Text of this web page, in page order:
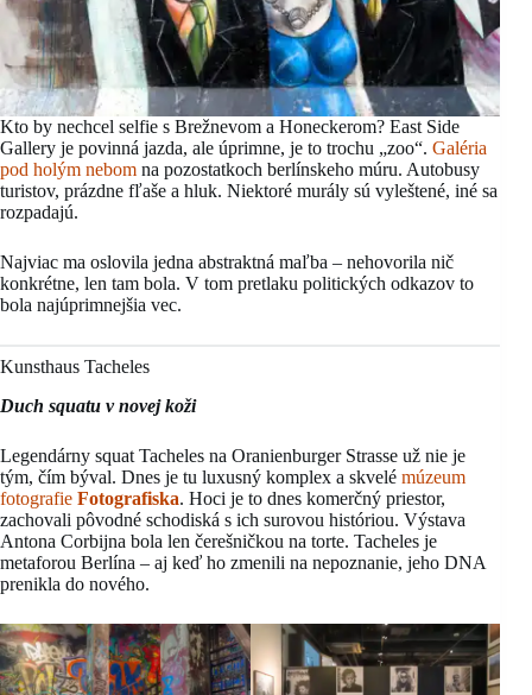
Kto by nechcel selfie s Brežnevom a Honeckerom? East Side
Gallery je povinná jazda, ale úprimne, je to trochu „zoo“. Galéria
pod holým nebom na pozostatkoch berlínskeho múru. Autobusy
turistov, prázdne fľaše a hluk. Niektoré murály sú vyleštené, iné sa
rozpadajú.
Najviac ma oslovila jedna abstraktná maľba – nehovorila nič
konkrétne, len tam bola. V tom pretlaku politických odkazov to
bola najúprimnejšia vec.
Kunsthaus Tacheles
Duch squatu v novej koži
Legendárny squat Tacheles na Oranienburger Strasse už nie je
tým, čím býval. Dnes je tu luxusný komplex a skvelé múzeum
fotografie Fotografiska. Hoci je to dnes komerčný priestor,
zachovali pôvodné schodiská s ich surovou históriou. Výstava
Antona Corbijna bola len čerešničkou na torte. Tacheles je
metaforou Berlína – aj keď ho zmenili na nepoznanie, jeho DNA
prenikla do nového.